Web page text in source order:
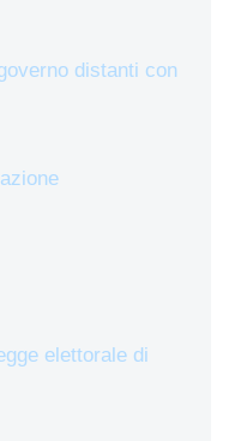
distanti con
elettorale di